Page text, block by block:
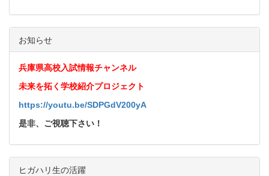
お知らせ
兵庫県高校入試情報チャンネル
未来を拓く学校紹介プロジェクト
https://youtu.be/SDPGdV200yA
是非、ご視聴下さい！
ヒガハリ生の活躍